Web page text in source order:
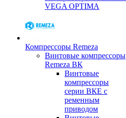
VEGA OPTIMA
Компрессоры Remeza
Винтовые компрессоры
Remeza ВК
Винтовые
компрессоры
серии ВКЕ с
ременным
приводом